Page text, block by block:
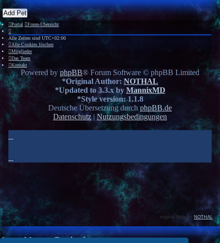
Add Pet
Portal Foren-Übersicht
Alle Zeiten sind UTC+02:00
Alle Cookies löschen
Mitglieder
Das Team
Kontakt
Powered by phpBB® Forum Software © phpBB Limited
*Original Author:NOTHAL
*Updated to 3.3.x by MannixMD
*Style version: 1.1.8
Deutsche Übersetzung durch phpBB.de
Datenschutz |Nutzungsbedingungen
original Style by NOTHAL
Anmelden•Registrieren